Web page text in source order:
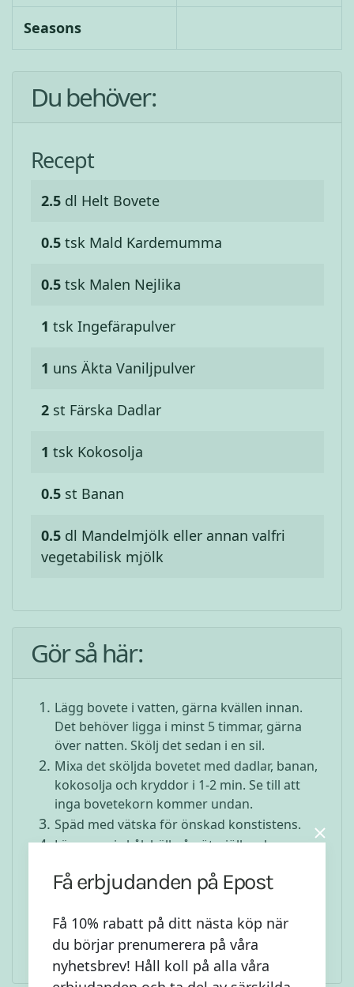
Seasons
Du behöver:
Recept
2.5 dl Helt Bovete
0.5 tsk Mald Kardemumma
0.5 tsk Malen Nejlika
1 tsk Ingefärapulver
1 uns Äkta Vaniljpulver
2 st Färska Dadlar
1 tsk Kokosolja
0.5 st Banan
0.5 dl Mandelmjölk eller annan valfri
vegetabilisk mjölk
Gör så här:
Lägg bovete i vatten, gärna kvällen innan.
Det behöver ligga i minst 5 timmar, gärna
över natten. Skölj det sedan i en sil.
Mixa det sköljda bovetet med dadlar, banan,
kokosolja och kryddor i 1-2 min. Se till att
inga bovetekorn kommer undan.
Späd med vätska för önskad konstistens.
Lägg upp i skål, häll på nötmjölk och garnera
* Går du på anticandida-diet eller vill dra ner
och dadlar med att garnera med mer hallon
(eller vilket bär du än föredrar).
Få erbjudanden på Epost
Få 10% rabatt på ditt nästa köp när
du börjar prenumerera på våra
nyhetsbrev! Håll koll på alla våra